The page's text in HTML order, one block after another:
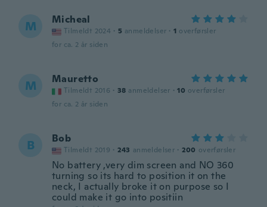
M Micheal
Tilmeldt 2024 · 5 anmeldelser · 1 overførsler
for ca. 2 år siden
M Mauretto
Tilmeldt 2016 · 38 anmeldelser · 10 overførsler
for ca. 2 år siden
B Bob
Tilmeldt 2019 · 243 anmeldelser · 200 overførsler
No battery ,very dim screen and NO 360
turning so its hard to position it on the
neck, I actually broke it on purpose so I
could make it go into positiin